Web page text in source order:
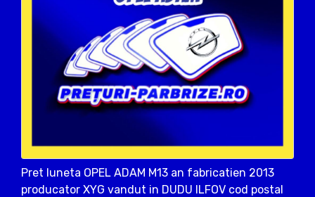
Pret luneta OPEL ADAM M13 an fabricatien 2013
producator XYG vandut in DUDU ILFOV cod postal